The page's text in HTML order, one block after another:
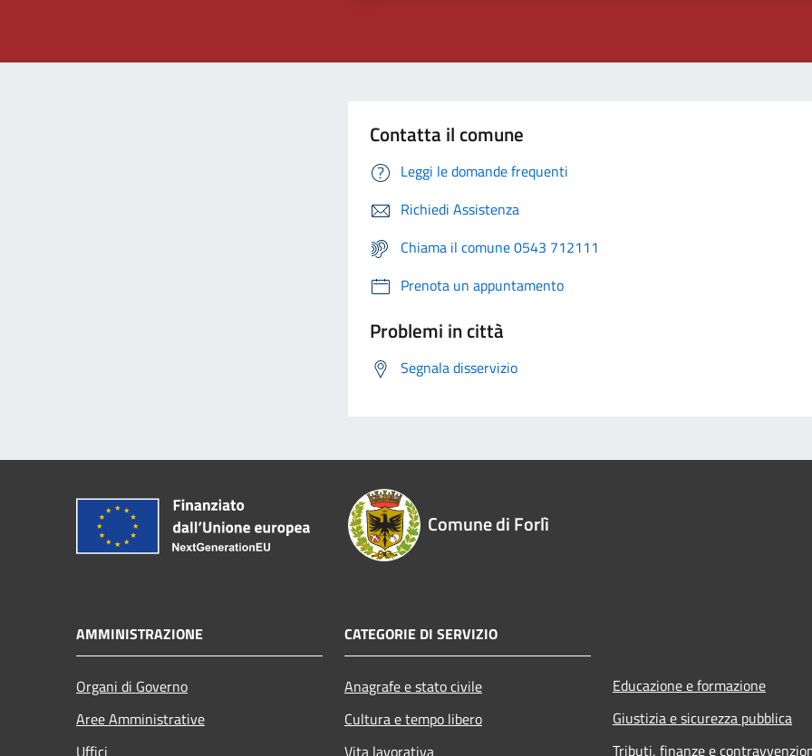
Contatta il comune
Leggi le domande frequenti
Richiedi Assistenza
Chiama il comune 0543 712111
Prenota un appuntamento
Problemi in città
Segnala disservizio
Comune di Forlì
AMMINISTRAZIONE
Organi di Governo
Aree Amministrative
Uffici
CATEGORIE DI SERVIZIO
Anagrafe e stato civile
Cultura e tempo libero
Vita lavorativa
Educazione e formazione
Giustizia e sicurezza pubblica
Tributi, finanze e